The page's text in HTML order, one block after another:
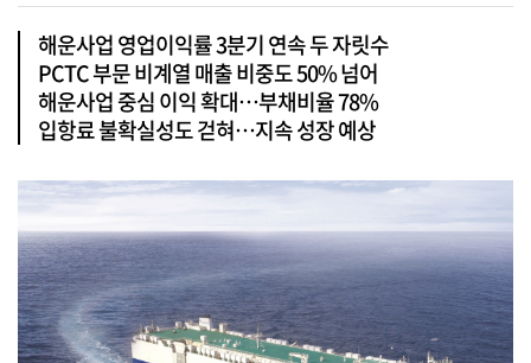
해운사업 영업이익률 3분기 연속 두 자릿수
PCTC 부문 비계열 매출 비중도 50% 넘어
해운사업 중심 이익 확대…부채비율 78%
입항료 불확실성도 걷혀…지속 성장 예상